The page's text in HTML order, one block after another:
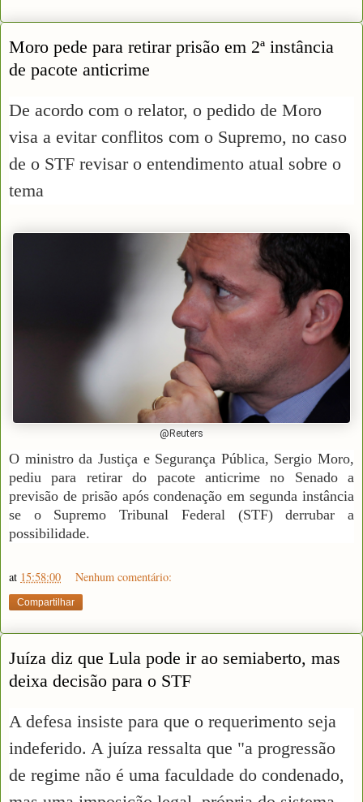
Moro pede para retirar prisão em 2ª instância
de pacote anticrime
De acordo com o relator, o pedido de Moro
visa a evitar conflitos com o Supremo, no caso
de o STF revisar o entendimento atual sobre o
tema
@Reuters
O ministro da Justiça e Segurança Pública, Sergio Moro,
pediu para retirar do pacote anticrime no Senado a
previsão de prisão após condenação em segunda instância
se o Supremo Tribunal Federal (STF) derrubar a
possibilidade.
at 15:58:00 Nenhum comentário:
Compartilhar
Juíza diz que Lula pode ir ao semiaberto, mas
deixa decisão para o STF
A defesa insiste para que o requerimento seja
indeferido. A juíza ressalta que "a progressão
de regime não é uma faculdade do condenado,